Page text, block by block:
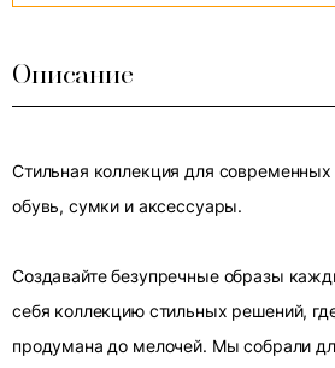
Описание
Стильная коллекция для
обувь, сумки и аксессуары.
Создавайте безупречные образы
себя коллекцию стильных решений,
продумана до мелочей. Мы собрали